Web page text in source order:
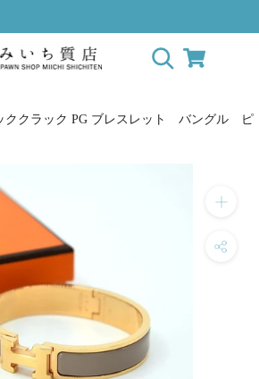
クラック PG ブレスレット バングル ピ